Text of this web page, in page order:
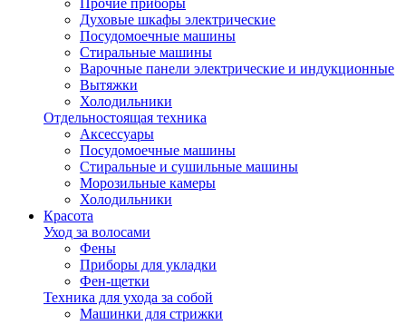
Прочие приборы
Духовые шкафы электрические
Посудомоечные машины
Стиральные машины
Варочные панели электрические и индукционные
Вытяжки
Холодильники
Отдельностоящая техника
Аксессуары
Посудомоечные машины
Стиральные и сушильные машины
Морозильные камеры
Холодильники
Красота
Уход за волосами
Фены
Приборы для укладки
Фен-щетки
Техника для ухода за собой
Машинки для стрижки